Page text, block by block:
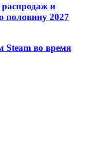
распродаж и
половину 2027
Steam во время